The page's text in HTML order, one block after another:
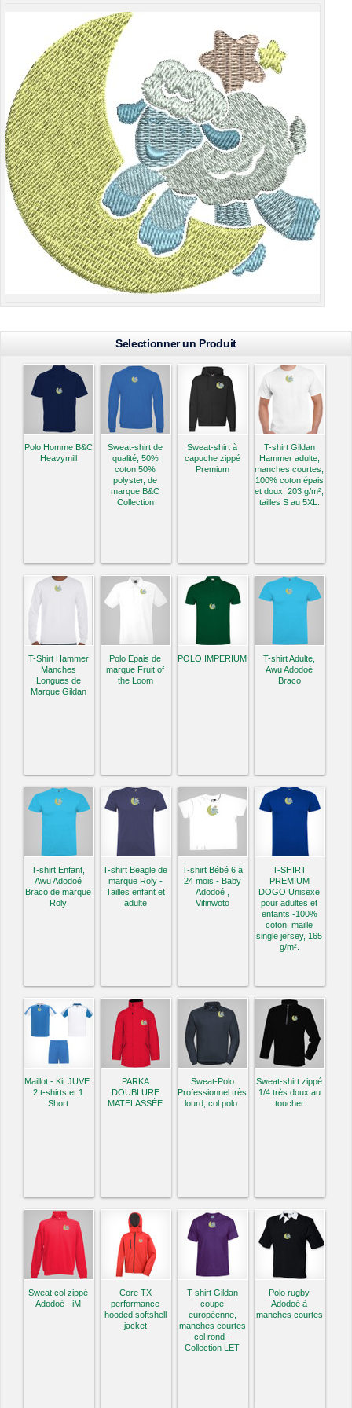
Selectionner un Produit
Polo Homme B&C
Heavymill
Sweat-shirt de
qualité, 50%
coton 50%
polyster, de
marque B&C
Collection
Sweat-shirt à
capuche zippé
Premium
T-shirt Gildan
Hammer adulte,
manches courtes,
100% coton épais
et doux, 203 g/m²,
tailles S au 5XL.
T-Shirt Hammer
Manches
Longues de
Marque Gildan
Polo Epais de
marque Fruit of
the Loom
POLO IMPERIUM
T-shirt Adulte,
Awu Adodoé
Braco
T-shirt Enfant,
Awu Adodoé
Braco de marque
Roly
T-shirt Beagle de
marque Roly -
Tailles enfant et
adulte
T-shirt Bébé 6 à
24 mois - Baby
Adodoé ,
Vifinwoto
T-SHIRT
PREMIUM
DOGO Unisexe
pour adultes et
enfants -100%
coton, maille
single jersey, 165
g/m².
Maillot - Kit JUVE:
2 t-shirts et 1
Short
PARKA
DOUBLURE
MATELASSÉE
Sweat-Polo
Professionnel très
lourd, col polo.
Sweat-shirt zippé
1/4 très doux au
toucher
Sweat col zippé
Adodoé - iM
Core TX
performance
hooded softshell
jacket
T-shirt Gildan
coupe
européenne,
manches courtes
col rond -
Collection LET
Polo rugby
Adodoé à
manches courtes